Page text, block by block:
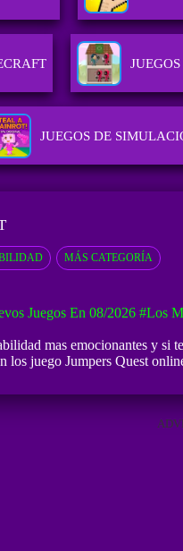
JUEGOS DE
MÁS CATEGORÍA
Juegos En 08/2026 #Los
mas emocionantes y si
juego Jumpers Quest